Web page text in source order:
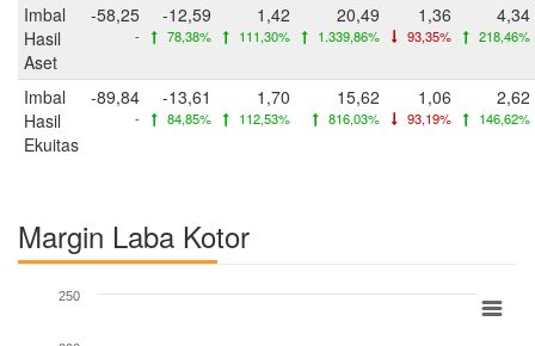
Imbal
Hasil
Aset
-58,25
-
-12,59
78,38%
1,42
111,30%
20,49
1.339,86%
1,36
93,35%
4,34
218,46%
Imbal
Hasil
Ekuitas
-89,84
-
-13,61
84,85%
1,70
112,53%
15,62
816,03%
1,06
93,19%
2,62
146,62%
Margin Laba Kotor
250